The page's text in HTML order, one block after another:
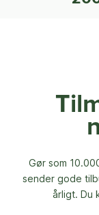
Gør som
sender gode
årligt. Du